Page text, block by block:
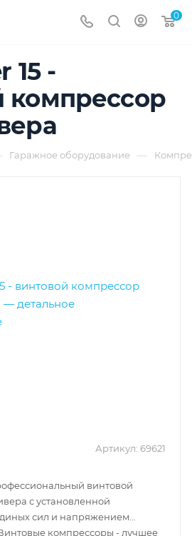
0
15 -
компрессор
Гаражное оборудование —
Артикул: 69621
винтовой
с установленной
сил и напряжением
компрессоры - лучшее